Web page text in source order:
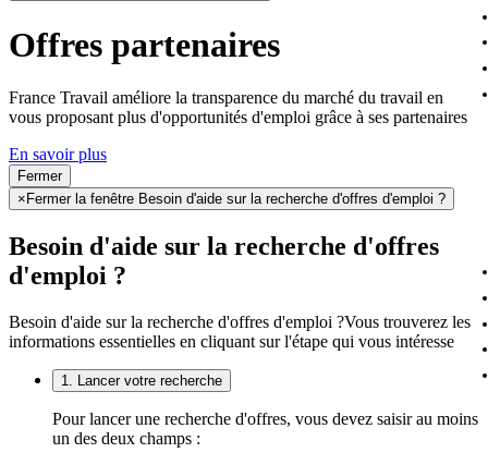
Offres partenaires
France Travail améliore la transparence du marché du travail en
vous proposant plus d'opportunités d'emploi grâce à ses partenaires
En savoir plus
Fermer
× Fermer la fenêtre Besoin d'aide sur la recherche d'offres d'emploi ?
Besoin d'aide sur la recherche d'offres
d'emploi ?
Besoin d'aide sur la recherche d'offres d'emploi ?Vous trouverez les
informations essentielles en cliquant sur l'étape qui vous intéresse
1. Lancer votre recherche
Pour lancer une recherche d'offres, vous devez saisir au moins
un des deux champs :